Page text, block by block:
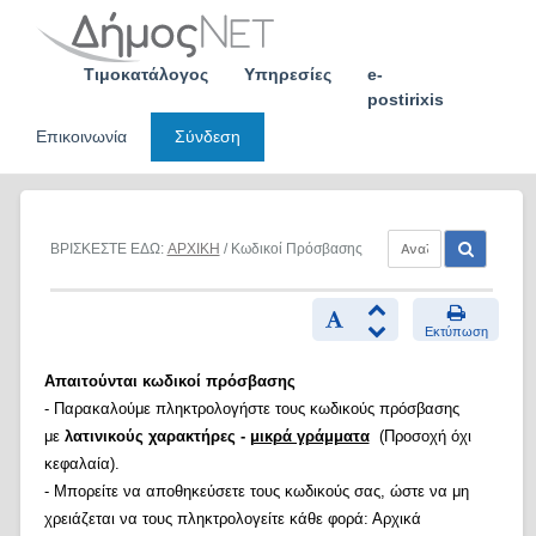
Τιμοκατάλογος Υπηρεσίες
e-
postirixis
Επικοινωνία
Σύνδεση
ΒΡΙΣΚΕΣΤΕ ΕΔΩ: ΑΡΧΙΚΗ / Κωδικοί Πρόσβασης
Εκτύπωση
Απαιτούνται κωδικοί πρόσβασης
- Παρακαλούμε πληκτρολογήστε τους κωδικούς πρόσβασης
με λατινικούς χαρακτήρες - μικρά γράμματα(Προσοχή όχι
κεφαλαία).
- Μπορείτε να αποθηκεύσετε τους κωδικούς σας, ώστε να μη
χρειάζεται να τους πληκτρολογείτε κάθε φορά: Αρχικά